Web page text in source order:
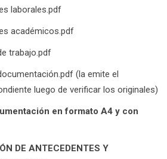
laborales.pdf
académicos.pdf
trabajo.pdf
(la emite el
luego de verificar los originales)
en formato A4 y con
DE ANTECEDENTES Y